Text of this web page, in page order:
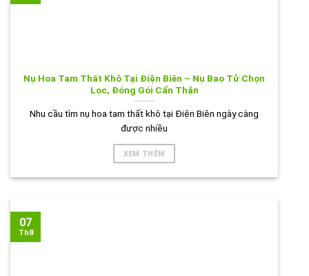
Nụ Hoa Tam Thất Khô Tại Điện Biên – Nụ Bao Tử Chọn
Lọc, Đóng Gói Cẩn Thận
Nhu cầu tìm nụ hoa tam thất khô tại Điện Biên ngày càng
được nhiều
XEM THÊM
07
Th8